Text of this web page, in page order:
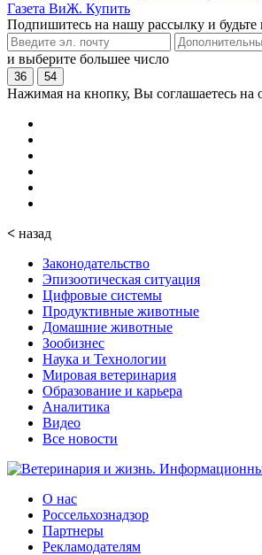
Газета ВиЖ. Купить
Подпишитесь на нашу рассылку и будьте
и выберите большее число
36 54
Нажимая на кнопку, Вы соглашаетесь на
< назад
Законодательство
Эпизоотическая ситуация
Цифровые системы
Продуктивные животные
Домашние животные
Зообизнес
Наука и Технологии
Мировая ветеринария
Образование и карьера
Аналитика
Видео
Все новости
О нас
Россельхознадзор
Партнеры
Рекламодателям